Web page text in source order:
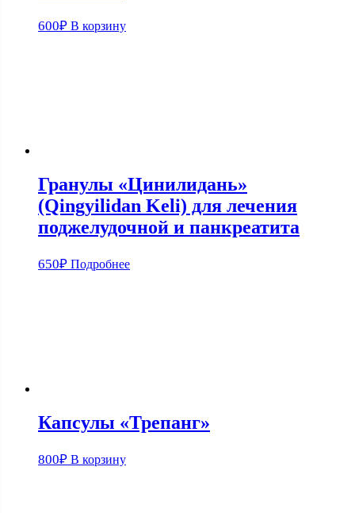
600₽ В корзину
Гранулы «Цинилидань»
(Qingyilidan Keli) для лечения
поджелудочной и панкреатита
650₽ Подробнее
Капсулы «Трепанг»
800₽ В корзину